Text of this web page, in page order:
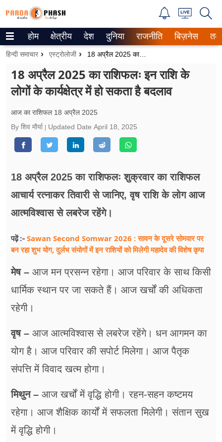
Trending on Google News
वेब स्टोरीज
उत्तर प्रदेश
गैलरी
रिलेशनशिप
सेहत
ब्‍यूटी
जॉब्स
अन्य खबरें
होम क्षेत्रीय देश दुनिया राजनीति बिज़नेस
हिन्दी समाचार एस्ट्रोलोजी 18 अप्रैल 2025 का राशिफलः इन राशि के लोगों के कार्यक्षेत्र में हो सकता है बदलाव
18 अप्रैल 2025 का राशिफलः इन राशि के
लोगों के कार्यक्षेत्र में हो सकता है बदलाव
आज का राशिफल 18 अप्रैल 2025
By शिव मौर्या
Updated Date April 18, 2025
18 अप्रैल 2025 का राशिफलः शुक्रवार का राशिफल
आचार्य रत्नाकर तिवारी से जानिए, वृष राशि के लोग आज
आत्मविश्वास से लबरेज रहेंगे।
पढ़ें :- Sawan Second Somwar 2026 : सावन के दूसरे सोमवार पर
बन रहा शुभ योग, दुर्लभ संयोगों में इन राशियों को मिलेगी महादेव की विशेष कृपा
मेष – आज मन प्रसन्न रहेगा। आज परिवार के साथ किसी
धार्मिक स्थान पर जा सकते हैं। आज खर्चों की अधिकता
रहेगी।
वृष – आज आत्मविश्वास से लबरेज रहेंगे। धन आगमन का
योग है। आज परिवार की सपोर्ट मिलेगा। आज पैतृक
संपत्ति में विवाद खत्म होगा।
मिथुन – आज खर्चों में वृद्धि होगी। रहन-सहन कष्टमय
रहेगा। आज शैक्षिक कार्यों में सफलता मिलेगी। संतान सुख
में वृद्धि होगी।